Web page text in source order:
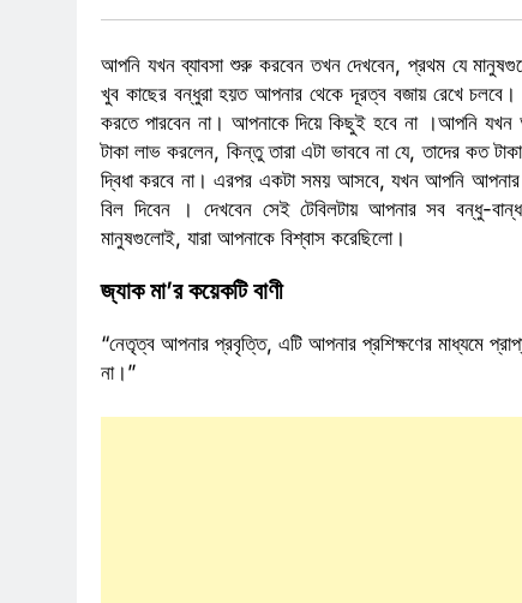
আপনি যখন ব্যাবসা শুরু করবেন তখন দেখবেন, প্রথম যে
খুব কাছের বন্ধুরা হয়ত আপনার থেকে দূরত্ব বজায় রেখে
করতে পারবেন না। আপনাকে দিয়ে কিছুই হবে না ।আপনি যখন
টাকা লাভ করলেন, কিন্তু তারা এটা ভাববে না যে, তাদের কত
দ্বিধা করবে না।এরপর একটা সময় আসবে, যখন আপনি আপনার
বিল দিবেন । দেখবেন সেই টেবিলটায় আপনার সব বন্ধু-
মানুষগুলোই, যারা আপনাকে বিশ্বাস করেছিলো।
জ্যাক মা’র কয়েকটি বাণী
“নেতৃত্ব আপনার প্রবৃত্তি, এটি আপনার প্রশিক্ষণের মাধ্যমে
না।”